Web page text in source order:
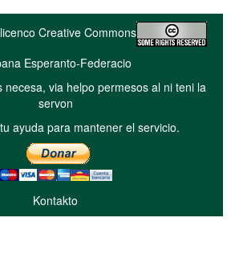
Creative Commons
Esperanto-Federacio
necesa, via helpo permesos al ni teni la
servon
ayuda para mantener el servicio.
Kontakto